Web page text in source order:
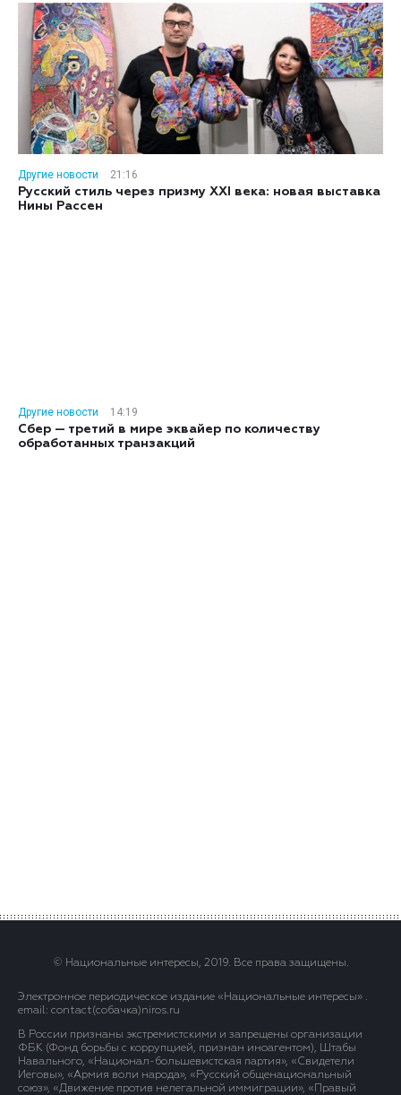
Другие новости
21:16
Русский стиль через призму XXI века: новая выставка
Нины Рассен
Другие новости
14:19
Сбер — третий в мире эквайер по количеству
обработанных транзакций
© Национальные интересы, 2019. Все права защищены.
Электронное периодическое издание «Национальные интересы» .
email: contact(сoбaчка)niros.ru
В России признаны экстремистскими и запрещены организации
ФБК (Фонд борьбы с коррупцией, признан иноагентом), Штабы
Навального, «Национал-большевистская партия», «Свидетели
Иеговы», «Армия воли народа», «Русский общенациональный
союз», «Движение против нелегальной иммиграции», «Правый